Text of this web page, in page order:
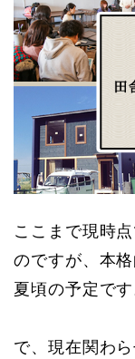
ここまで現時
のですが、本
夏頃の予定です
で、現在関わ